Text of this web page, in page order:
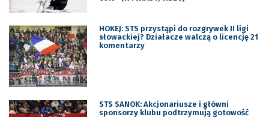
HOKEJ: STS przystąpi do rozgrywek II ligi
słowackiej? Działacze walczą o licencję 21
komentarzy
STS SANOK: Akcjonariusze i główni
sponsorzy klubu podtrzymują gotowość